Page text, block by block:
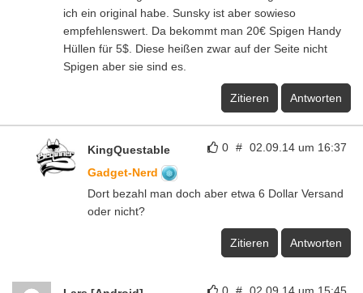
ich ein original habe. Sunsky ist aber sowieso
empfehlenswert. Da bekommt man 20€ Spigen Handy
Hüllen für 5$. Diese heißen zwar auf der Seite nicht
Spigen aber sie sind es.
Zitieren Antworten
0 # 02.09.14 um 16:37
KingQuestable
Gadget-Nerd
Dort bezahl man doch aber etwa 6 Dollar Versand
oder nicht?
Zitieren Antworten